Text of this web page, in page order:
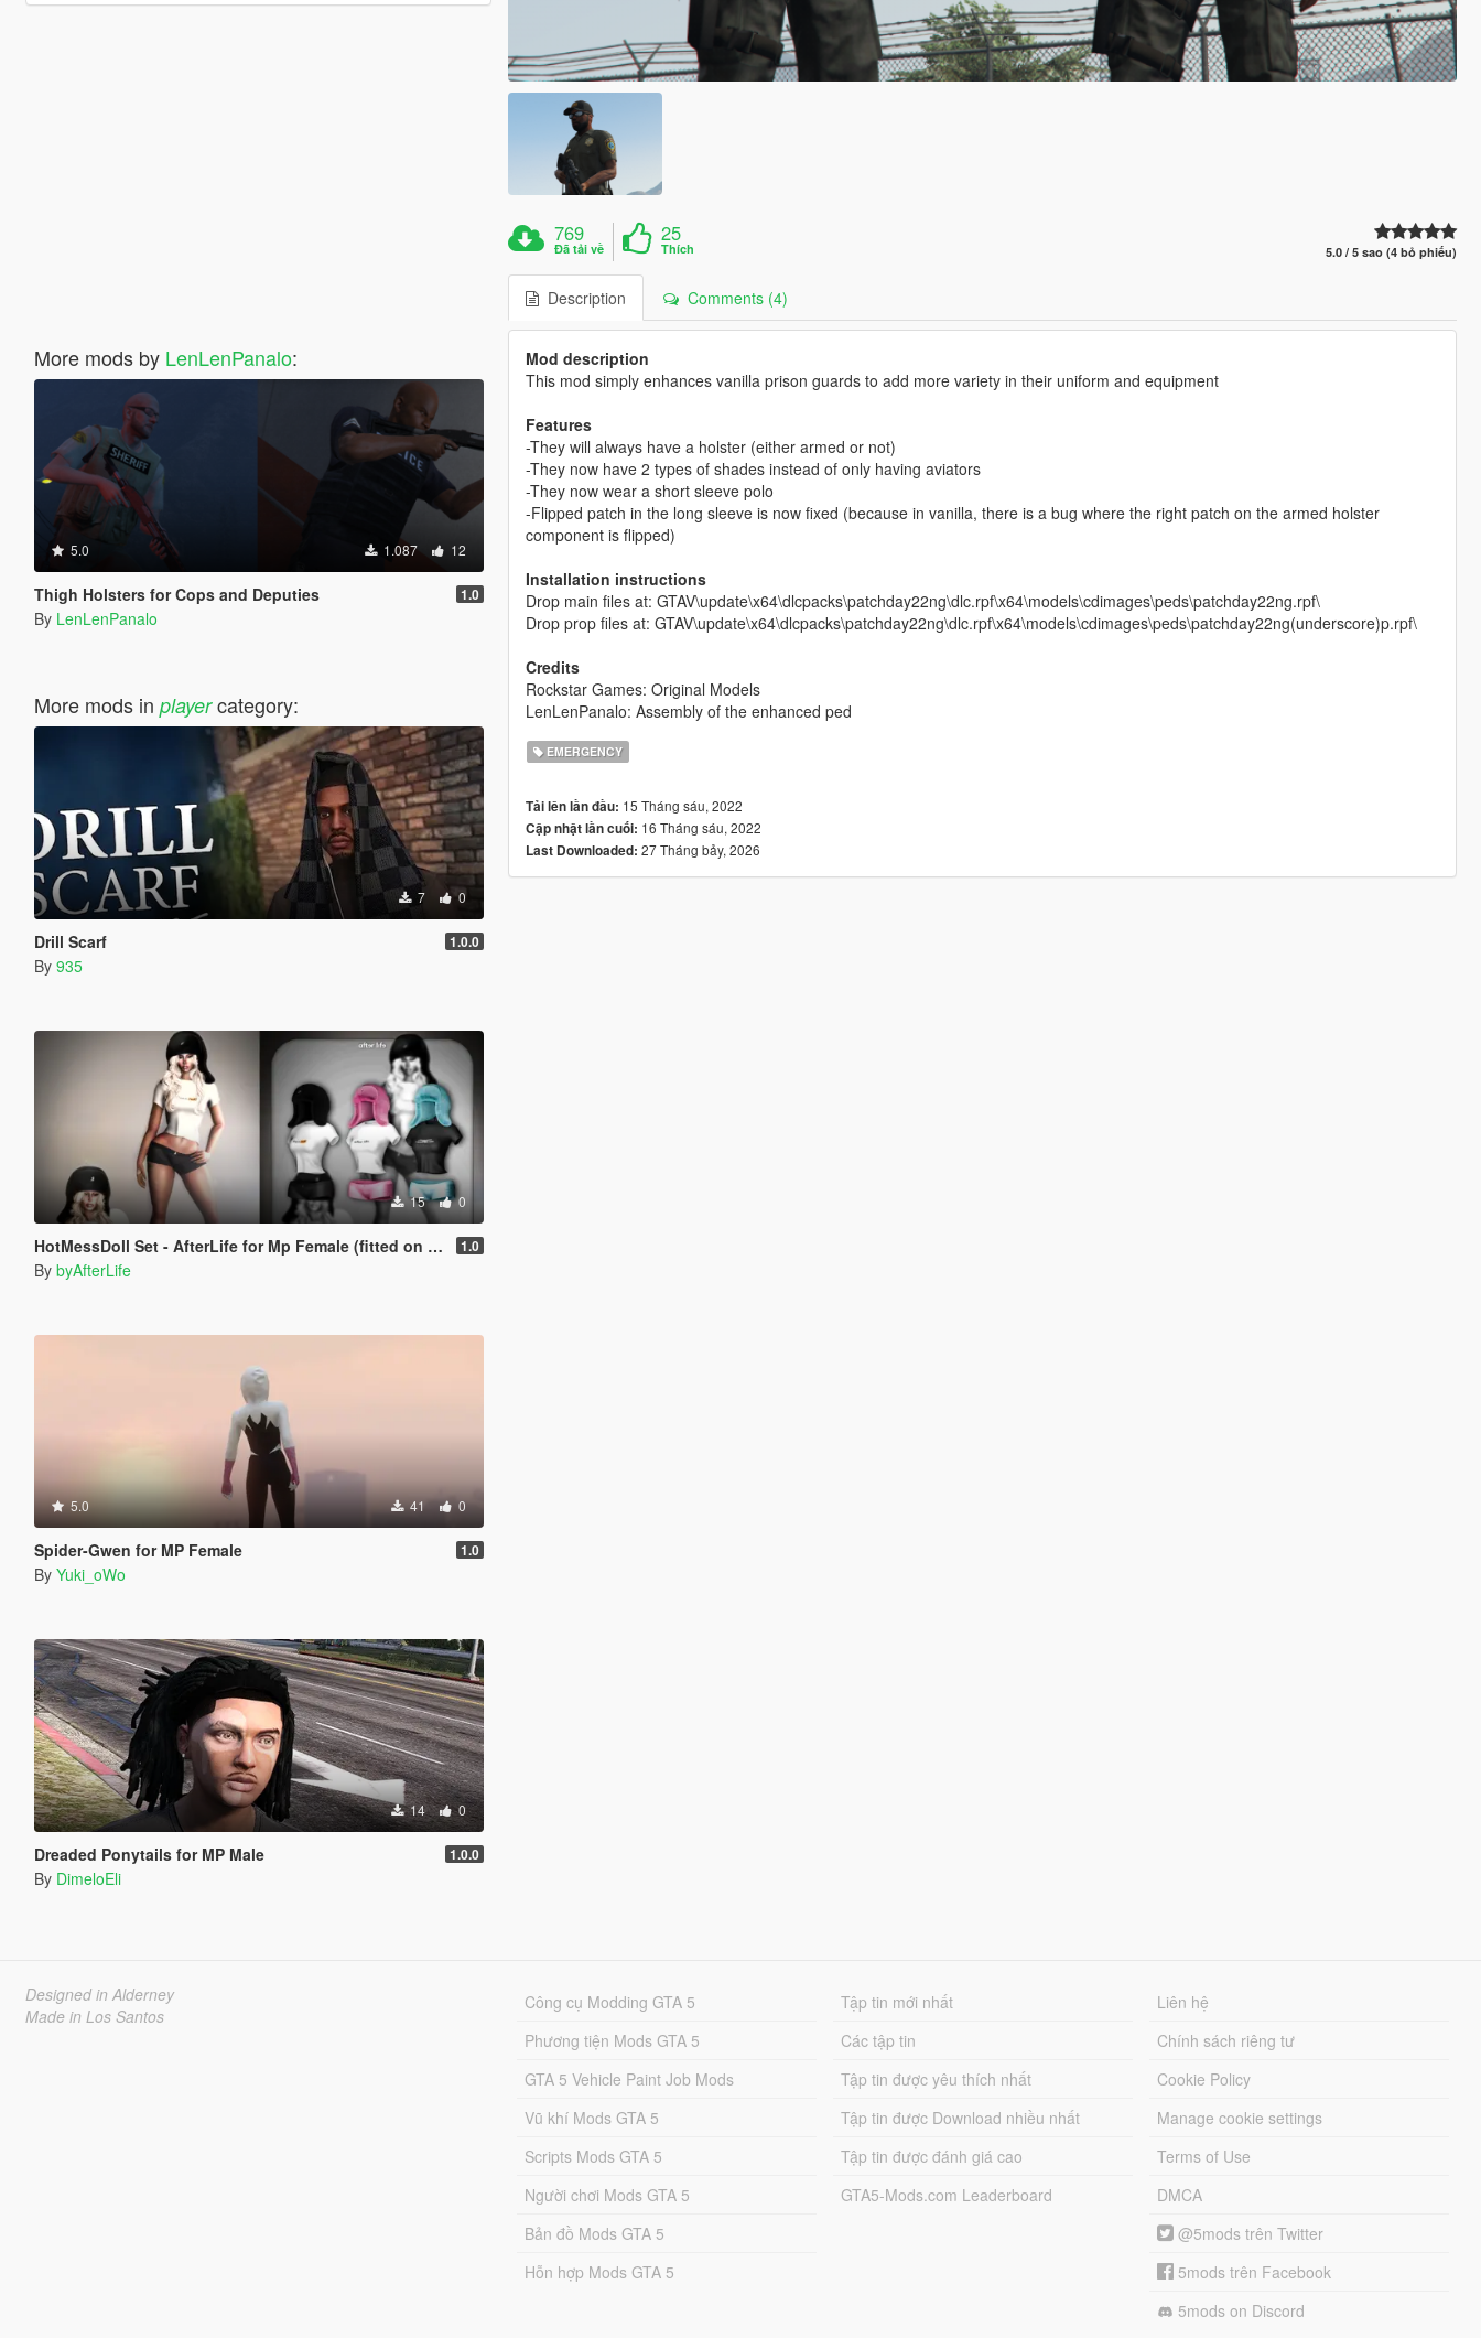
More mods by LenLenPanalo:
5.0 1.087 12
Thigh Holsters for Cops and Deputies 1.0
By LenLenPanalo
More mods in playercategory:
7 0
Drill Scarf 1.0.0
By 935
15 0
HotMessDoll Set - AfterLife for Mp Female (fitted on Slut Body) 1.0
By byAfterLife
5.0 41 0
Spider-Gwen for MP Female 1.0
By Yuki_oWo
14 0
Dreaded Ponytails for MP Male 1.0.0
By DimeloEli
769
Đã tải về
25
Thích 5.0 / 5 sao (4 bỏ phiếu)
Description Comments (4)
Mod description
This mod simply enhances vanilla prison guards to add more variety in their uniform and equipment
Features
-They will always have a holster (either armed or not)
-They now have 2 types of shades instead of only having aviators
-They now wear a short sleeve polo
-Flipped patch in the long sleeve is now fixed (because in vanilla, there is a bug where the right patch on the armed holster
component is flipped)
Installation instructions
Drop main files at: GTAV\update\x64\dlcpacks\patchday22ng\dlc.rpf\x64\models\cdimages\peds\patchday22ng.rpf\
Drop prop files at: GTAV\update\x64\dlcpacks\patchday22ng\dlc.rpf\x64\models\cdimages\peds\patchday22ng(underscore)p.rpf\
Credits
Rockstar Games: Original Models
LenLenPanalo: Assembly of the enhanced ped
EMERGENCY
Tải lên lần đầu: 15 Tháng sáu, 2022
Cập nhật lần cuối: 16 Tháng sáu, 2022
Last Downloaded: 27 Tháng bảy, 2026
Designed in Alderney
Made in Los Santos
Công cụ Modding GTA 5
Phương tiện Mods GTA 5
GTA 5 Vehicle Paint Job Mods
Vũ khí Mods GTA 5
Scripts Mods GTA 5
Người chơi Mods GTA 5
Bản đồ Mods GTA 5
Hỗn hợp Mods GTA 5
Tập tin mới nhất
Các tập tin
Tập tin được yêu thích nhất
Tập tin được Download nhiều nhất
Tập tin được đánh giá cao
GTA5-Mods.com Leaderboard
Liên hệ
Chính sách riêng tư
Cookie Policy
Manage cookie settings
Terms of Use
DMCA
@5mods trên Twitter
5mods trên Facebook
5mods on Discord